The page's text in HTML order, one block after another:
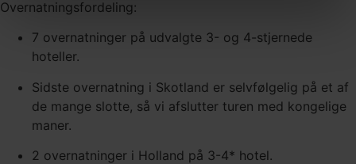
Overnatningsfordeling:
7 overnatninger på udvalgte 3- og 4-stjernede
hoteller.
Sidste overnatning i Skotland er selvfølgelig på et af
de mange slotte, så vi afslutter turen med kongelige
maner.
2 overnatninger i Holland på 3-4* hotel.